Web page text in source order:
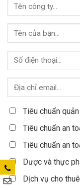
Tiêu chuẩn
Tiêu chuẩn an
Tiêu chuẩn an
Dược và thực
Dịch vụ cho